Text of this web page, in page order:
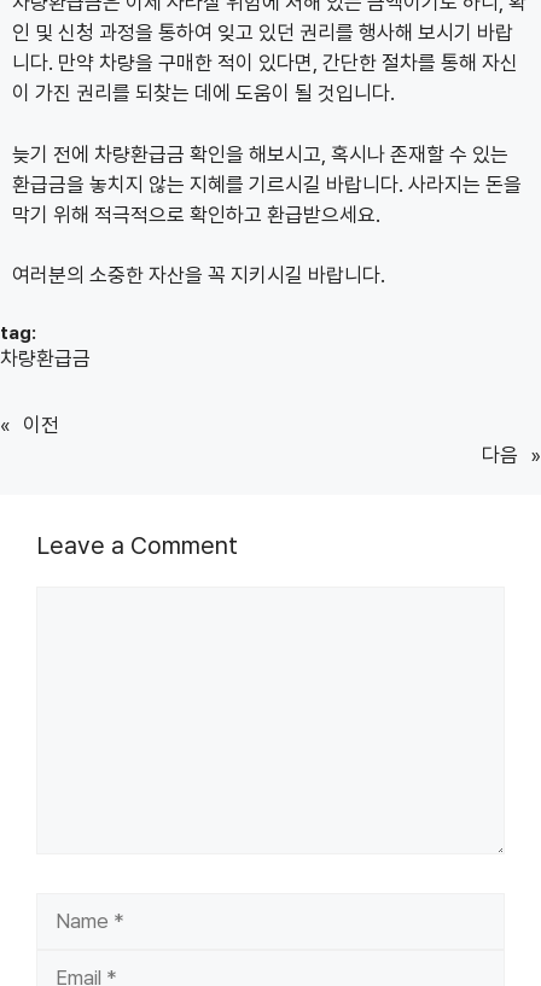
인 및 신청 과정을 통하여 잊고 있던 권리를 행사해 보시기 바랍
니다. 만약 차량을 구매한 적이 있다면, 간단한 절차를 통해 자신
이 가진 권리를 되찾는 데에 도움이 될 것입니다.
늦기 전에 차량환급금 확인을 해보시고, 혹시나 존재할 수 있는
환급금을 놓치지 않는 지혜를 기르시길 바랍니다. 사라지는 돈을
막기 위해 적극적으로 확인하고 환급받으세요.
여러분의 소중한 자산을 꼭 지키시길 바랍니다.
tag:
차량환급금
« 이전
다음 »
Leave a Comment